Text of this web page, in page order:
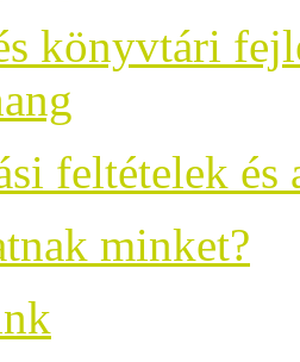
könyvtári
feltételek
minket?